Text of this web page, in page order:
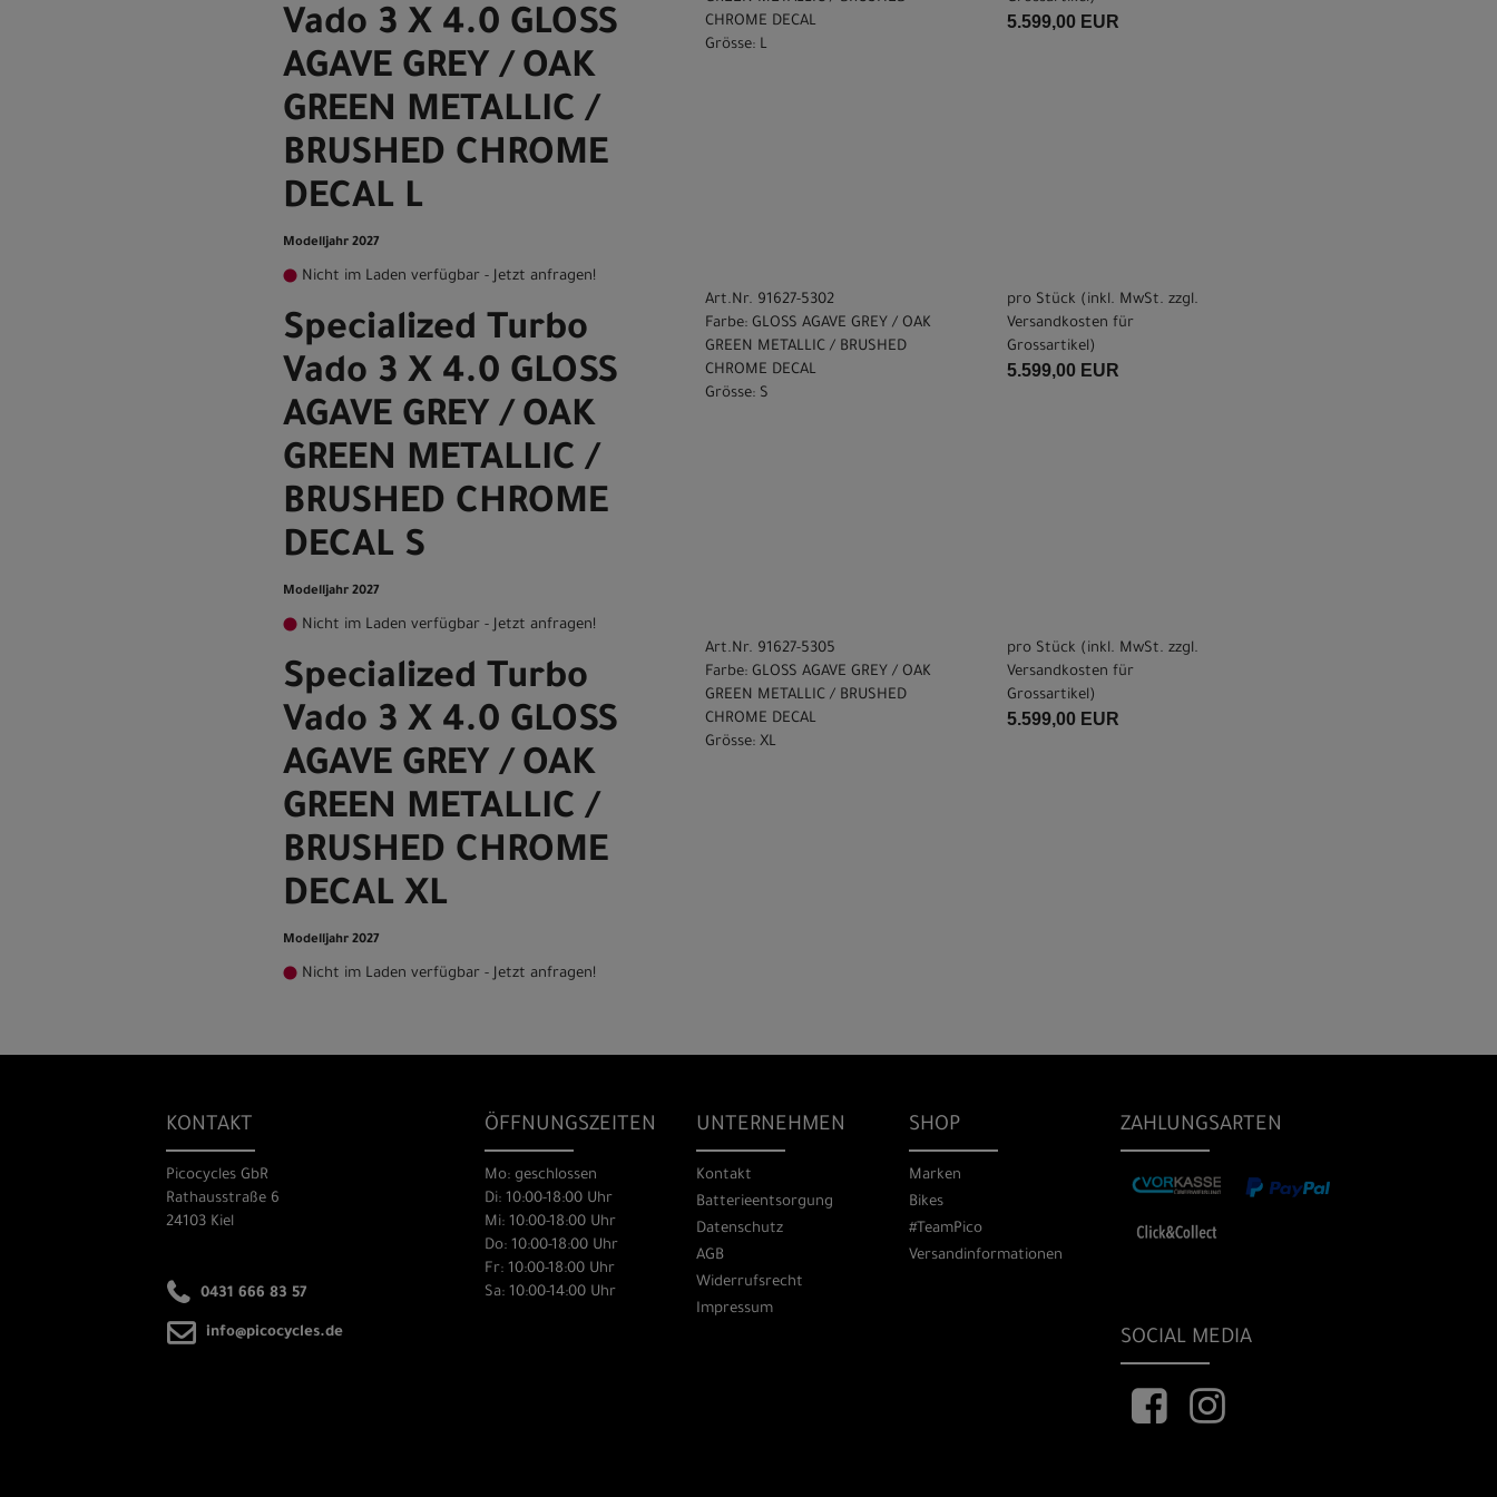
Vado 3 X 4.0 GLOSS
AGAVE GREY / OAK
GREEN METALLIC /
BRUSHED CHROME
DECAL L
Modelljahr 2027
Nicht im Laden verfügbar - Jetzt anfragen!
CHROME DECAL
Grösse: L
5.599,00 EUR
Specialized Turbo
Vado 3 X 4.0 GLOSS
AGAVE GREY / OAK
GREEN METALLIC /
BRUSHED CHROME
DECAL S
Modelljahr 2027
Nicht im Laden verfügbar - Jetzt anfragen!
Art.Nr. 91627-5302
Farbe: GLOSS AGAVE GREY / OAK
GREEN METALLIC / BRUSHED
CHROME DECAL
Grösse: S
pro Stück (inkl. MwSt. zzgl.
Versandkosten für
Grossartikel )
5.599,00 EUR
Specialized Turbo
Vado 3 X 4.0 GLOSS
AGAVE GREY / OAK
GREEN METALLIC /
BRUSHED CHROME
DECAL XL
Modelljahr 2027
Nicht im Laden verfügbar - Jetzt anfragen!
Art.Nr. 91627-5305
Farbe: GLOSS AGAVE GREY / OAK
GREEN METALLIC / BRUSHED
CHROME DECAL
Grösse: XL
pro Stück (inkl. MwSt. zzgl.
Versandkosten für
Grossartikel )
5.599,00 EUR
KONTAKT
Picocycles GbR
Rathausstraße 6
24103 Kiel
0431 666 83 57
info@picocycles.de
ÖFFNUNGSZEITEN
Mo: geschlossen
Di: 10:00-18:00 Uhr
Mi: 10:00-18:00 Uhr
Do: 10:00-18:00 Uhr
Fr: 10:00-18:00 Uhr
Sa: 10:00-14:00 Uhr
UNTERNEHMEN
Kontakt
Batterieentsorgung
Datenschutz
AGB
Widerrufsrecht
Impressum
SHOP
Marken
Bikes
#TeamPico
Versandinformationen
ZAHLUNGSARTEN
SOCIAL MEDIA